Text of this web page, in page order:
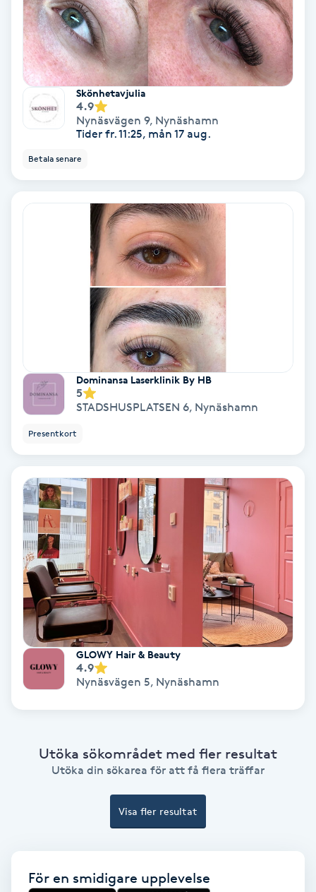
Color correction
Cryoterapi
Damklippning
Diamantslipning
Extensions borttagning
Eyeliner-tatuering
Face framing
Faceliftmassage
Fet hårbotten
Fettreducering
Fibromassage
Fillers
Fotmassage
Fotsvamp
Skönhetavjulia
4.9
Nynäsvägen 9, Nynäshamn
Tider fr. 11:25, mån 17 aug.
Betala senare
Dominansa Laserklinik By HB
5
STADSHUSPLATSEN 6, Nynäshamn
Presentkort
GLOWY Hair & Beauty
4.9
Nynäsvägen 5, Nynäshamn
Utöka sökområdet med fler resultat
Utöka din sökarea för att få flera träffar
Visa fler resultat
För en smidigare upplevelse